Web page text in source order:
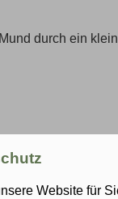
durch ein
Website für